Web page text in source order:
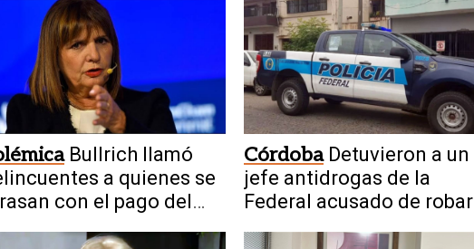
Bullrich llamó
a quienes se
con el pago del
Córdoba Detuvieron a un
jefe antidrogas de la
Federal acusado de robar